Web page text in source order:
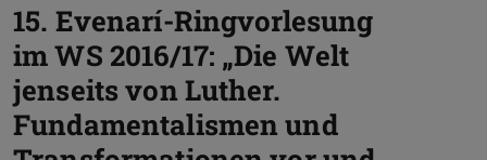
15. Evenarí-Ringvorlesung
im WS 2016/17: „Die Welt
jenseits von Luther.
Fundamentalismen und